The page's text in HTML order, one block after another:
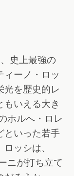
史上最強の
ィーノ・ロッ
光を歴史的レ
もいえる大き
ホルへ・ロレ
といった若手
ッシは、
ニが打ち立て